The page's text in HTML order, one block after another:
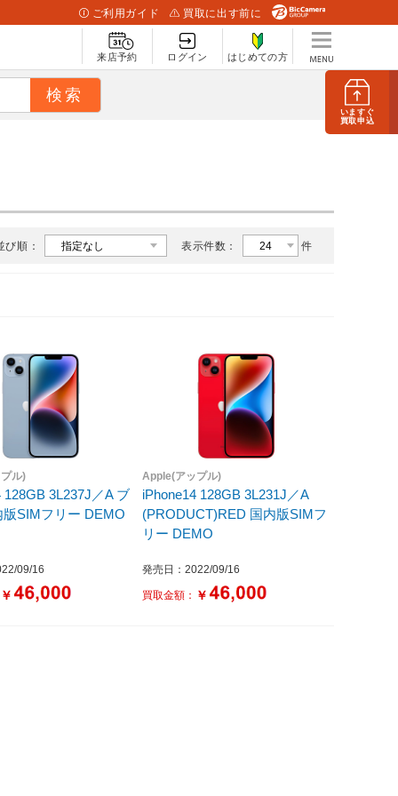
いますぐ
買取申込
ご利用ガイド 買取に出す前に
来店予約 ログイン はじめての方
び順： 表示件数： 件
ル)
128GB 3L237J／A ブ
版SIMフリー DEMO
09/16
￥
Apple(アップル)
iPhone14 128GB 3L231J／A
(PRODUCT)RED 国内版SIMフ
リー DEMO
発売日：2022/09/16
買取金額： ￥